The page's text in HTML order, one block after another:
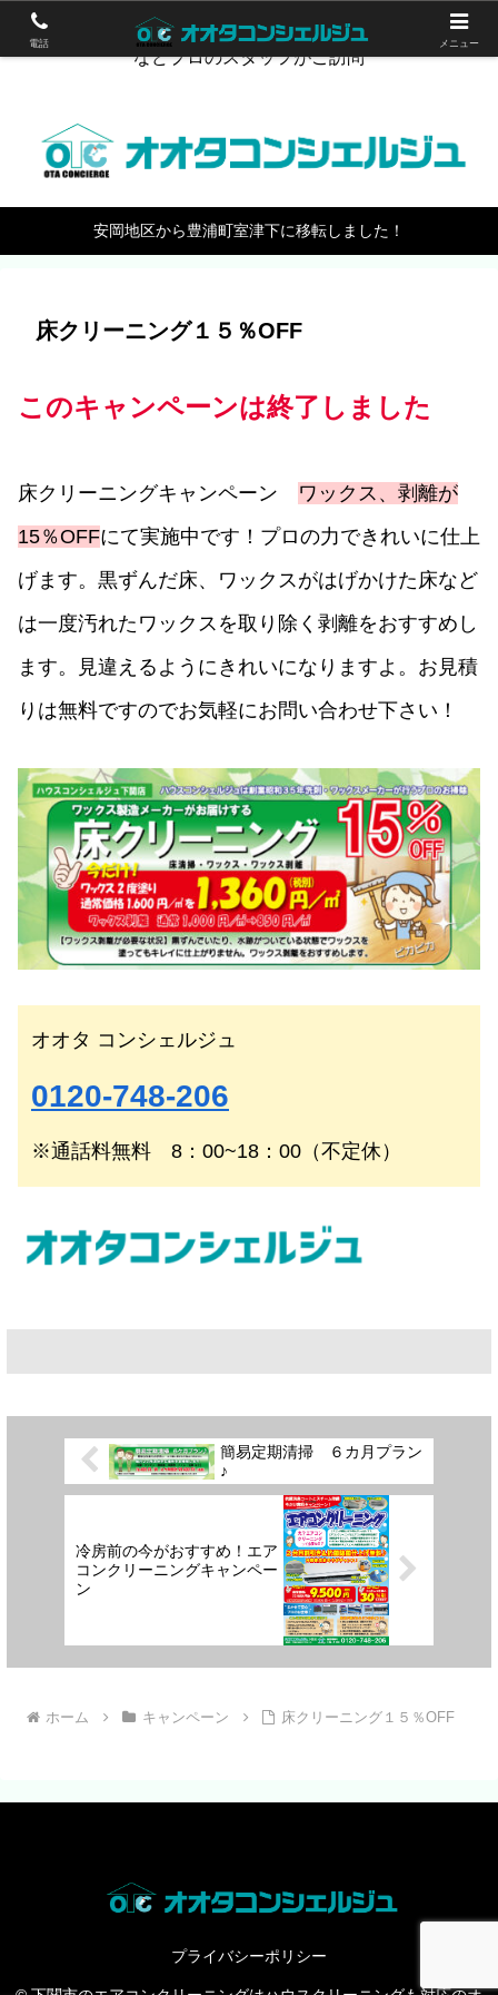
下関のハウスクリーニング。エアコン掃除やワックスがけ
などプロのスタッフがご訪問
安岡地区から豊浦町室津下に移転しました！
床クリーニング１５％OFF
このキャンペーンは終了しました
床クリーニングキャンペーン ワックス、剥離が
15％OFFにて実施中です！プロの力できれいに仕上
げます。黒ずんだ床、ワックスがはげかけた床など
は一度汚れたワックスを取り除く剥離をおすすめし
ます。見違えるようにきれいになりますよ。お見積
りは無料ですのでお気軽にお問い合わせ下さい！
オオタ コンシェルジュ
0120-748-206
※通話料無料 8：00~18：00（不定休）
簡易定期清掃 ６カ月プラン
♪
冷房前の今がおすすめ！エア
コンクリーニングキャンペー
ン
ホーム キャンペーン 床クリーニング１５％OFF
プライバシーポリシー
電話 メニュー